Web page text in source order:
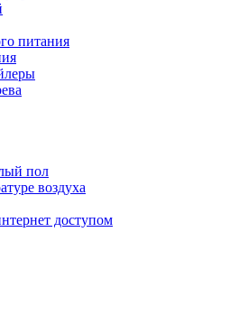
питания
пол
воздуха
доступом